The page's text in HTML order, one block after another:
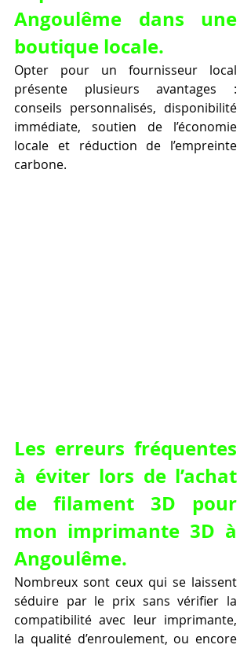
Angoulême dans une
boutique locale.
Opter pour un fournisseur local
présente plusieurs avantages :
conseils personnalisés, disponibilité
immédiate, soutien de l’économie
locale et réduction de l’empreinte
carbone.
Les erreurs fréquentes
à éviter lors de l’achat
de filament 3D pour
mon imprimante 3D à
Angoulême.
Nombreux sont ceux qui se laissent
séduire par le prix sans vérifier la
compatibilité avec leur imprimante,
la qualité d’enroulement, ou encore